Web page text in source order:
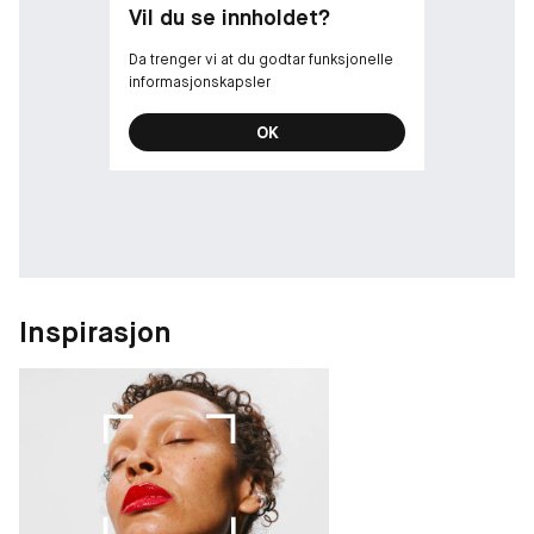
kommer med en kork laget av 30 % PCR.
Vil du se innholdet?
Da trenger vi at du godtar funksjonelle
informasjonskapsler
OK
Inspirasjon